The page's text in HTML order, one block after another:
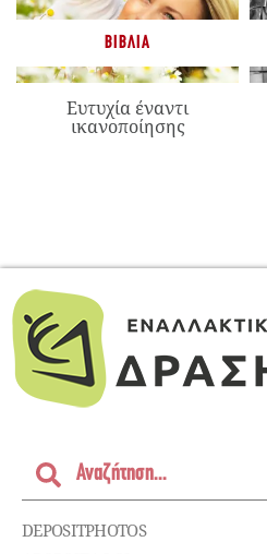
ΒΙΒΛΊΑ
Ευτυχία έναντι
ικανοποίησης
DEPOSITPHOTOS